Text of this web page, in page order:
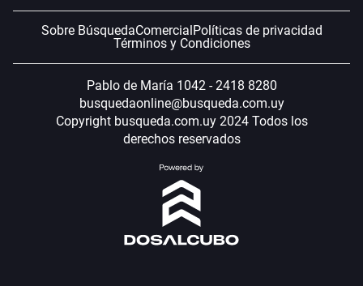
Sobre BúsquedaComercial Políticas de privacidad
Términos y Condiciones
Pablo de María 1042 - 2418 8280
busquedaonline@busqueda.com.uy
Copyright busqueda.com.uy 2024 Todos los
derechos reservados